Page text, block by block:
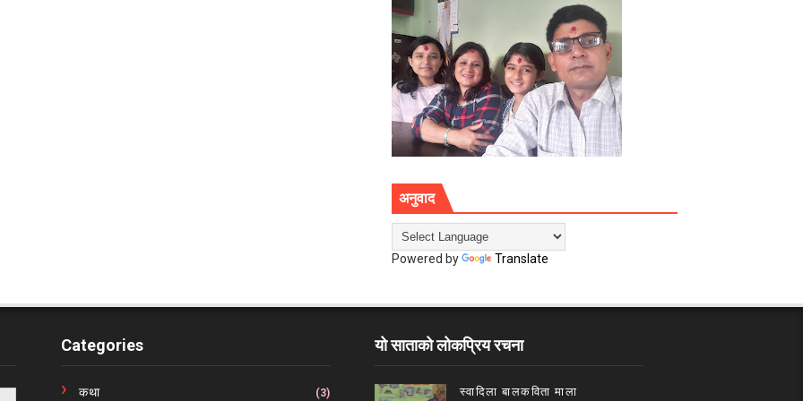
अनुवाद
Powered by Translate
Categories
कथा (3)
यो साताको लोकप्रिय रचना
स्वादिला बालकविता माला